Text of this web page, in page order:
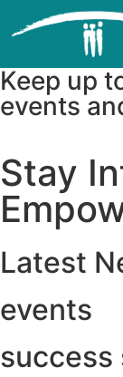
Keep up
events
Stay
Latest
events
success